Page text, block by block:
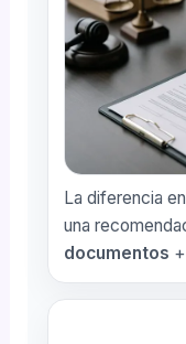
La diferencia
una
documentos